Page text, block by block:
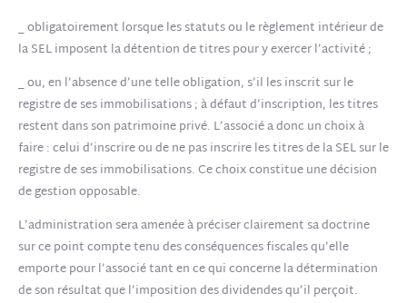
_ obligatoirement lorsque les statuts ou le règlement intérieur de
la SEL imposent la détention de titres pour y exercer l’activité ;
_ ou, en l’absence d’une telle obligation, s’il les inscrit sur le
registre de ses immobilisations ; à défaut d’inscription, les titres
restent dans son patrimoine privé. L’associé a donc un choix à
faire : celui d’inscrire ou de ne pas inscrire les titres de la SEL sur le
registre de ses immobilisations. Ce choix constitue une décision
de gestion opposable.
L’administration sera amenée à préciser clairement sa doctrine
sur ce point compte tenu des conséquences fiscales qu’elle
emporte pour l’associé tant en ce qui concerne la détermination
de son résultat que l’imposition des dividendes qu’il perçoit.